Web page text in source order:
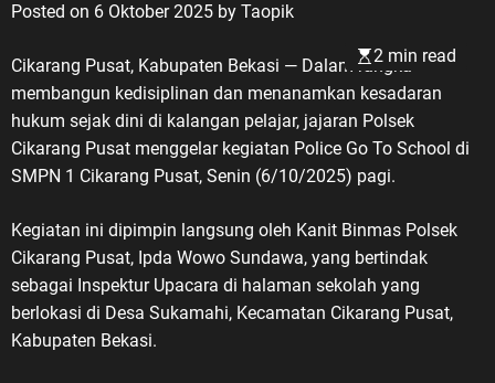
Posted on 6 Oktober 2025 by Taopik
2 min read
Cikarang Pusat, Kabupaten Bekasi — Dalam rangka
membangun kedisiplinan dan menanamkan kesadaran
hukum sejak dini di kalangan pelajar, jajaran Polsek
Cikarang Pusat menggelar kegiatan Police Go To School di
SMPN 1 Cikarang Pusat, Senin (6/10/2025) pagi.
Kegiatan ini dipimpin langsung oleh Kanit Binmas Polsek
Cikarang Pusat, Ipda Wowo Sundawa, yang bertindak
sebagai Inspektur Upacara di halaman sekolah yang
berlokasi di Desa Sukamahi, Kecamatan Cikarang Pusat,
Kabupaten Bekasi.